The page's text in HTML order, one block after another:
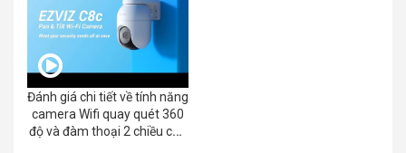
Đánh giá chi tiết về tính năng
camera Wifi quay quét 360
độ và đàm thoại 2 chiều của